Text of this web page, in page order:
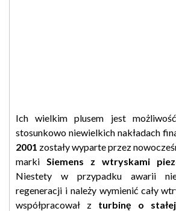
Ich wielkim plusem jest
stosunkowo niewielkich nakładach
2001 zostały wyparte przez
marki Siemens z wtryskami
Niestety w przypadku awarii
regeneracji i należy wymienić cały
współpracował z turbinę o